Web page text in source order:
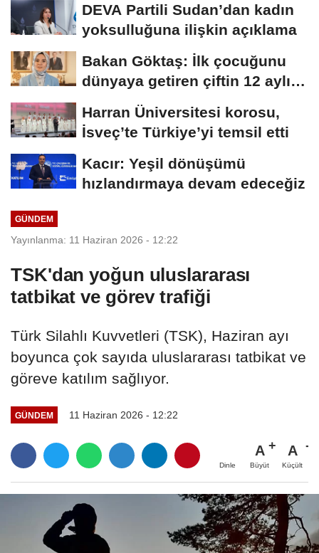
DEVA Partili Sudan’dan kadın
yoksulluğuna ilişkin açıklama
Bakan Göktaş: İlk çocuğunu
dünyaya getiren çiftin 12 aylık
Harran Üniversitesi korosu,
İsveç’te Türkiye’yi temsil etti
Kacır: Yeşil dönüşümü
hızlandırmaya devam edeceğiz
GÜNDEM
Yayınlanma: 11 Haziran 2026 - 12:22
TSK'dan yoğun uluslararası
tatbikat ve görev trafiği
Türk Silahlı Kuvvetleri (TSK), Haziran ayı
boyunca çok sayıda uluslararası tatbikat ve
göreve katılım sağlıyor.
GÜNDEM 11 Haziran 2026 - 12:22
Dinle
A
Büyüt
A
Küçült